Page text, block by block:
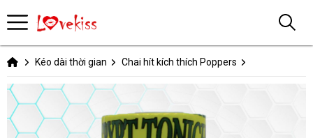
Kéo dài thời gian Chai hít kích thích Poppers